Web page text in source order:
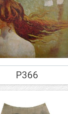
P366